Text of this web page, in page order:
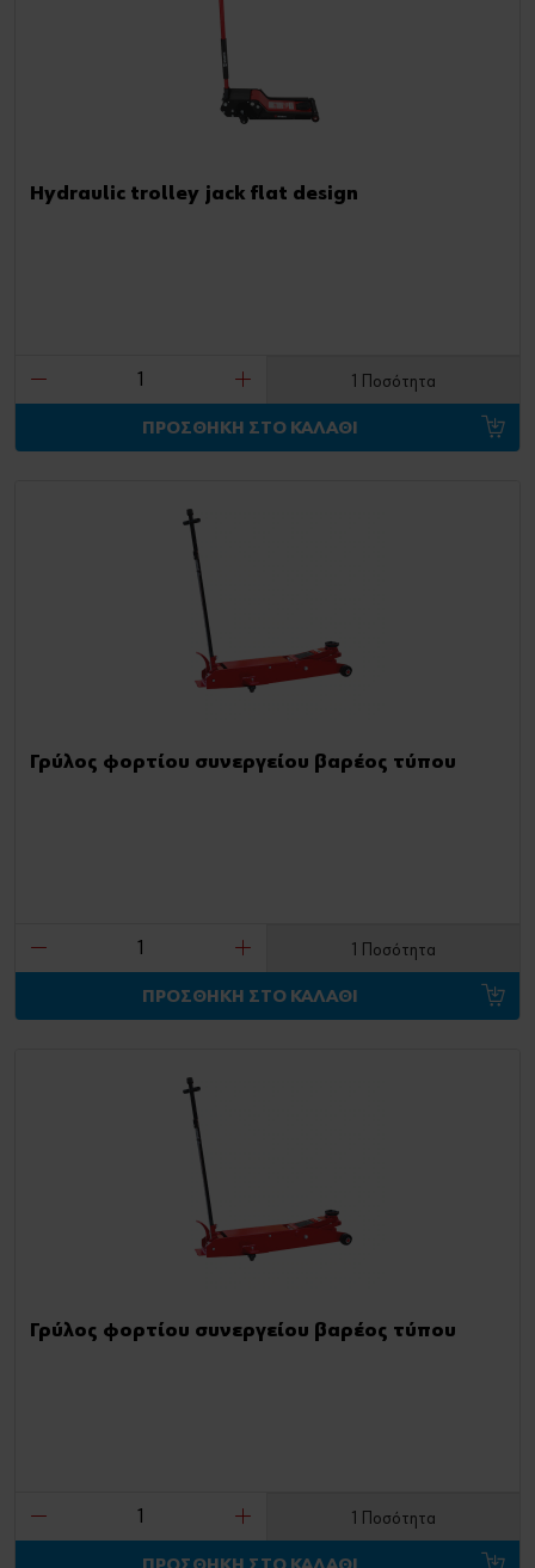
Hydraulic trolley jack flat design
1 Ποσότητα
ΠΡΟΣΘΗΚΗ ΣΤΟ ΚΑΛΑΘΙ
Γρύλος φορτίου συνεργείου βαρέος τύπου
1 Ποσότητα
ΠΡΟΣΘΗΚΗ ΣΤΟ ΚΑΛΑΘΙ
Γρύλος φορτίου συνεργείου βαρέος τύπου
1 Ποσότητα